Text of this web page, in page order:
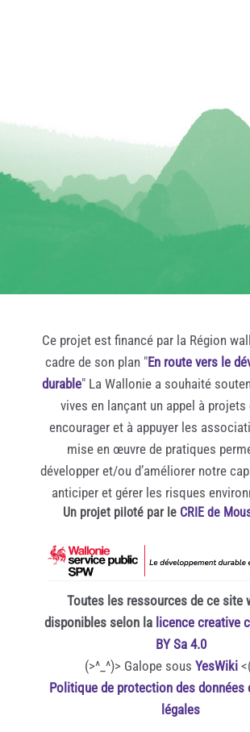
Ce projet est financé par la Région
cadre de son plan "En route vers le
durable" La Wallonie a souhaité
vives en lançant un appel à
encourager et à appuyer les
mise en œuvre de pratiques
développer et/ou d’améliorer notre
anticiper et gérer les risques
Un projet piloté par le CRIE de
Toutes les ressources de ce site
disponibles selon la licence creative
BY Sa 4.0
(>^_^)> Galope sous YesWiki
Politique de protection des données
légales